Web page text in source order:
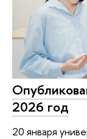
2026 год
20 января